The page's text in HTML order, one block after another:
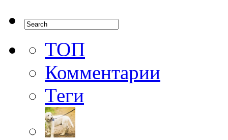
ТОП
Комментарии
Теги